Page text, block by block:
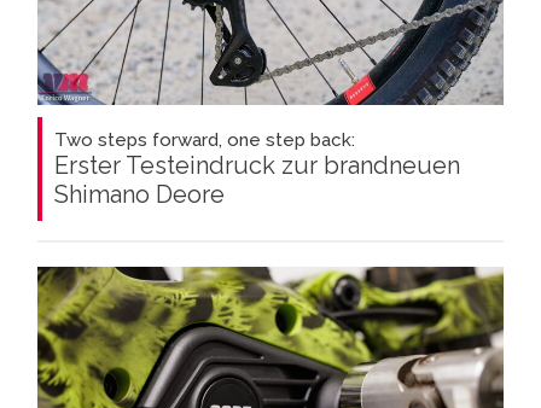
Two steps forward, one step back:
Erster Testeindruck zur brandneuen
Shimano Deore